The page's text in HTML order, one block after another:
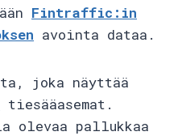
Fintraffic:in
avointa dataa.
joka näyttää
tiesääasemat.
olevaa pallukkaa